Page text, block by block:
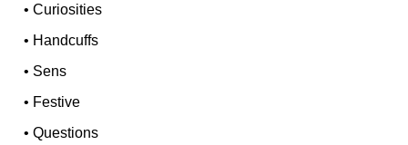
•Curiosities
• Handcuffs
• Sens
• Festive
•Questions